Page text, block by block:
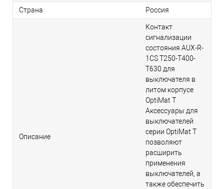
Страна Россия
Описание
Контакт
сигнализации
состояния AUX-R-
1CS T250-T400-
T630 для
выключателя в
литом корпусе
OptiMat T
Аксессуары для
выключателей
серии OptiMat T
позволяют
расширить
применения
выключателей, а
также обеспечить